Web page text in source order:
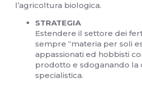
l’agricoltura biologica.
STRATEGIA
Estendere il settore dei
sempre “materia per soli
appassionati ed hobbisti
prodotto e sdoganando la
specialistica.